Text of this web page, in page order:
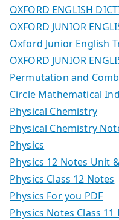
OXFORD ENGLISH
OXFORD JUNIOR
Oxford Junior English
OXFORD JUNIOR
Permutation and
Circle Mathematical
Physical Chemistry
Physical Chemistry
Physics
Physics 12 Notes Unit
Physics Class 12 Notes
Physics For you PDF
Physics Notes Class